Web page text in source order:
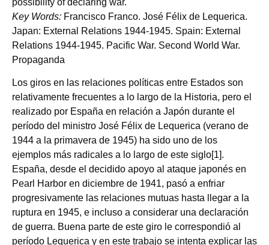
Key Words: Francisco Franco. José Félix de Lequerica.
Japan: External Relations 1944-1945. Spain: External
Relations 1944-1945. Pacific War. Second World War.
Propaganda
Los giros en las relaciones políticas entre Estados son
relativamente frecuentes a lo largo de la Historia, pero el
realizado por España en relación a Japón durante el
período del ministro José Félix de Lequerica (verano de
1944 a la primavera de 1945) ha sido uno de los
ejemplos más radicales a lo largo de este siglo[1].
España, desde el decidido apoyo al ataque japonés en
Pearl Harbor en diciembre de 1941, pasó a enfriar
progresivamente las relaciones mutuas hasta llegar a la
ruptura en 1945, e incluso a considerar una declaración
de guerra. Buena parte de este giro le correspondió al
período Lequerica y en este trabajo se intenta explicar las